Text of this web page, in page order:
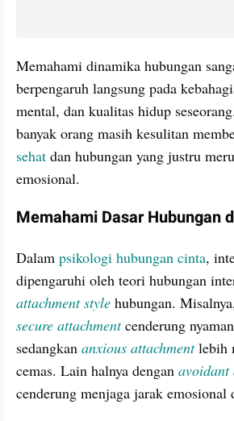
Memahami dinamika hubungan
berpengaruh langsung pada
mental, dan kualitas hidup
banyak orang masih kesulitan
sehat dan hubungan yang justru
emosional.
Memahami Dasar Hubungan
Dalam psikologi hubungan cinta,
attachment style hubungan.
secure attachment cenderung
sedangkan anxious attachment lebih
cemas. Lain halnya dengan avoidant
cenderung menjaga jarak emosional